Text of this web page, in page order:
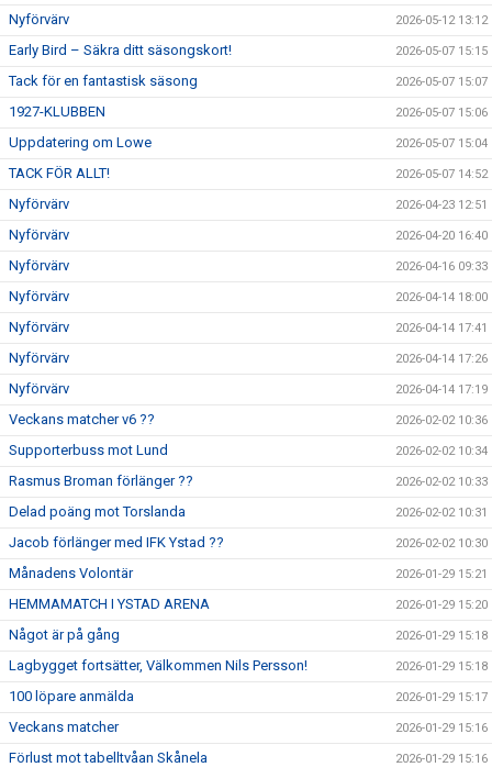
Nyförvärv 2026-05-12 13:12
Early Bird – Säkra ditt säsongskort! 2026-05-07 15:15
Tack för en fantastisk säsong 2026-05-07 15:07
1927-KLUBBEN 2026-05-07 15:06
Uppdatering om Lowe 2026-05-07 15:04
TACK FÖR ALLT! 2026-05-07 14:52
Nyförvärv 2026-04-23 12:51
Nyförvärv 2026-04-20 16:40
Nyförvärv 2026-04-16 09:33
Nyförvärv 2026-04-14 18:00
Nyförvärv 2026-04-14 17:41
Nyförvärv 2026-04-14 17:26
Nyförvärv 2026-04-14 17:19
Veckans matcher v6 ?? 2026-02-02 10:36
Supporterbuss mot Lund 2026-02-02 10:34
Rasmus Broman förlänger ?? 2026-02-02 10:33
Delad poäng mot Torslanda 2026-02-02 10:31
Jacob förlänger med IFK Ystad ?? 2026-02-02 10:30
Månadens Volontär 2026-01-29 15:21
HEMMAMATCH I YSTAD ARENA 2026-01-29 15:20
Något är på gång 2026-01-29 15:18
Lagbygget fortsätter, Välkommen Nils Persson! 2026-01-29 15:18
100 löpare anmälda 2026-01-29 15:17
Veckans matcher 2026-01-29 15:16
Förlust mot tabelltvåan Skånela 2026-01-29 15:16